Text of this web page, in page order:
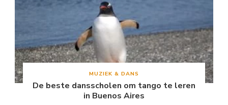
MUZIEK & DANS
De beste dansscholen om tango te leren
in Buenos Aires